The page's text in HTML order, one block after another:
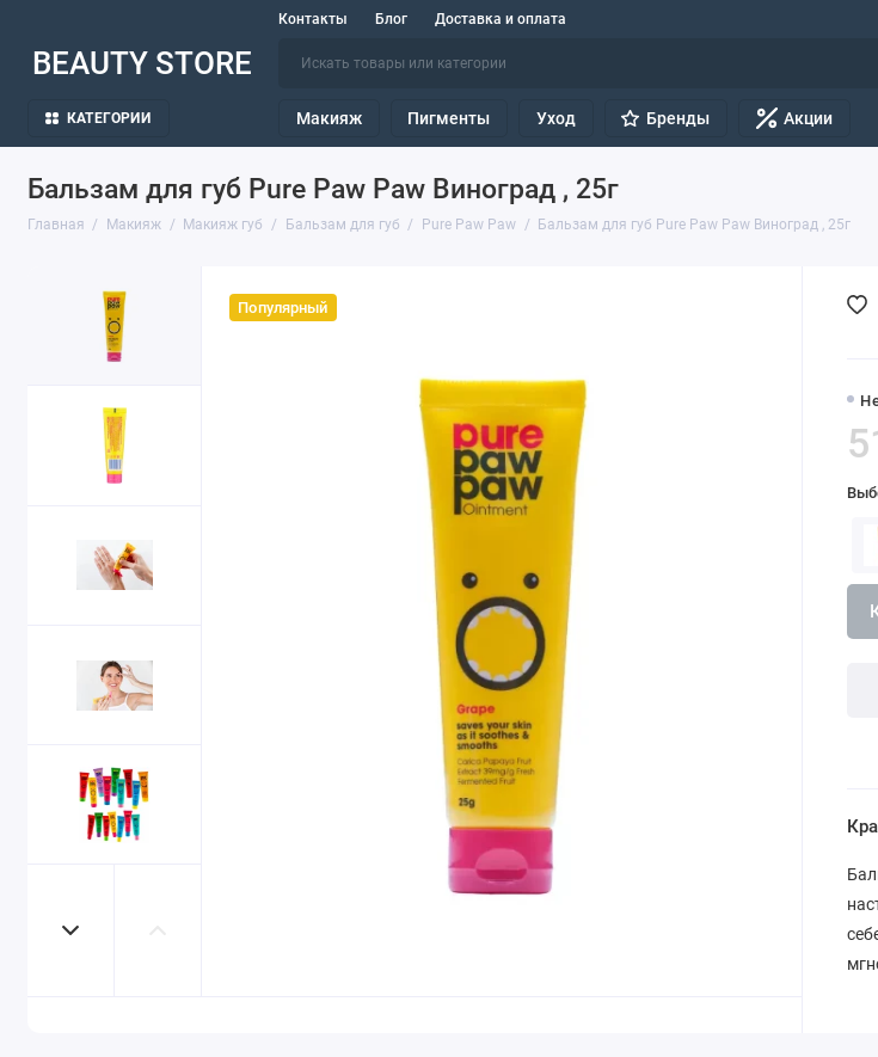
Контакты Блог Доставка и оплата
BEAUTY STORE
КАТЕГОРИИ Макияж Пигменты Уход Бренды Акции
Бальзам для губ Pure Paw Paw Виноград , 25г
Главная Макияж Макияж губ Бальзам для губ Pure Paw Paw Бальзам для губ Pure Paw Paw Виноград , 25г
Популярный